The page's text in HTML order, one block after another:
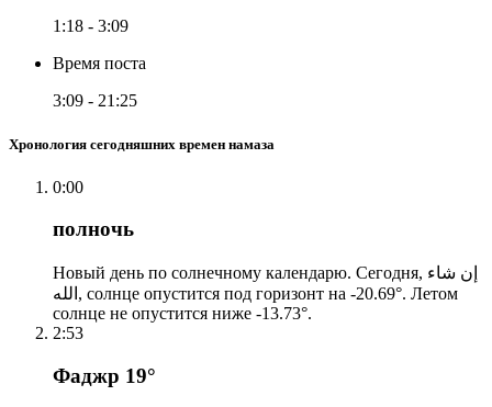
1:18 - 3:09
Время поста
3:09 - 21:25
Хронология сегодняшних времен намаза
0:00
полночь
Новый день по солнечному календарю. Сегодня, إن شاء
الله, солнце опустится под горизонт на -20.69°. Летом
солнце не опустится ниже -13.73°.
2:53
Фаджр 19°